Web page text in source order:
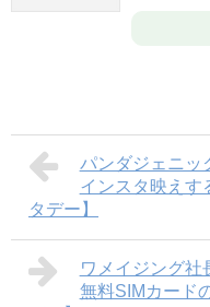
パンダジェニッ
インスタ映えす
タデー】
ワメイジング社
無料SIMカード